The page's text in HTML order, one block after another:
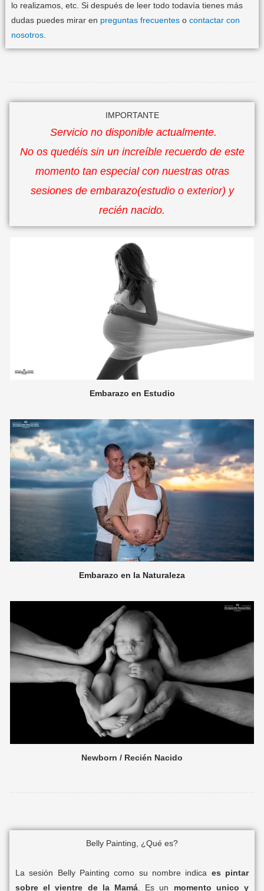
lo realizamos, etc. Si después de leer todo todavía tienes más
dudas puedes mirar en preguntas frecuentes ocontactar con
nosotros
IMPORTANTE
Servicio no disponible actualmente.
No os quedéis sin un increíble recuerdo de este
momento tan especial con nuestras otras
sesiones de embarazo(estudio o exterior) y
recién nacido.
Embarazo en Estudio
Embarazo en la Naturaleza
Newborn / Recién Nacido
Belly Painting, ¿Qué es?
La sesión Belly Painting como su nombre indica es pintar
sobre el vientre de la Mamá. Es un momento unico y